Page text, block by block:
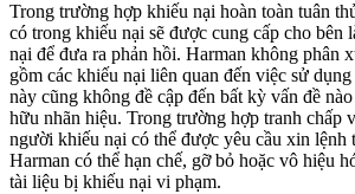
Trong trường hợp khiếu nại hoàn toàn tuân
có trong khiếu nại sẽ được cung cấp cho bên
nại để đưa ra phản hồi. Harman không phân
gồm các khiếu nại liên quan đến việc sử
này cũng không đề cập đến bất kỳ vấn đề
hữu nhãn hiệu. Trong trường hợp tranh chấp
người khiếu nại có thể được yêu cầu xin lệnh
Harman có thể hạn chế, gỡ bỏ hoặc vô hiệu
tài liệu bị khiếu nại vi phạm.